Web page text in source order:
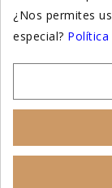
Calle de
Accesorios
¿Nos permites
especial?